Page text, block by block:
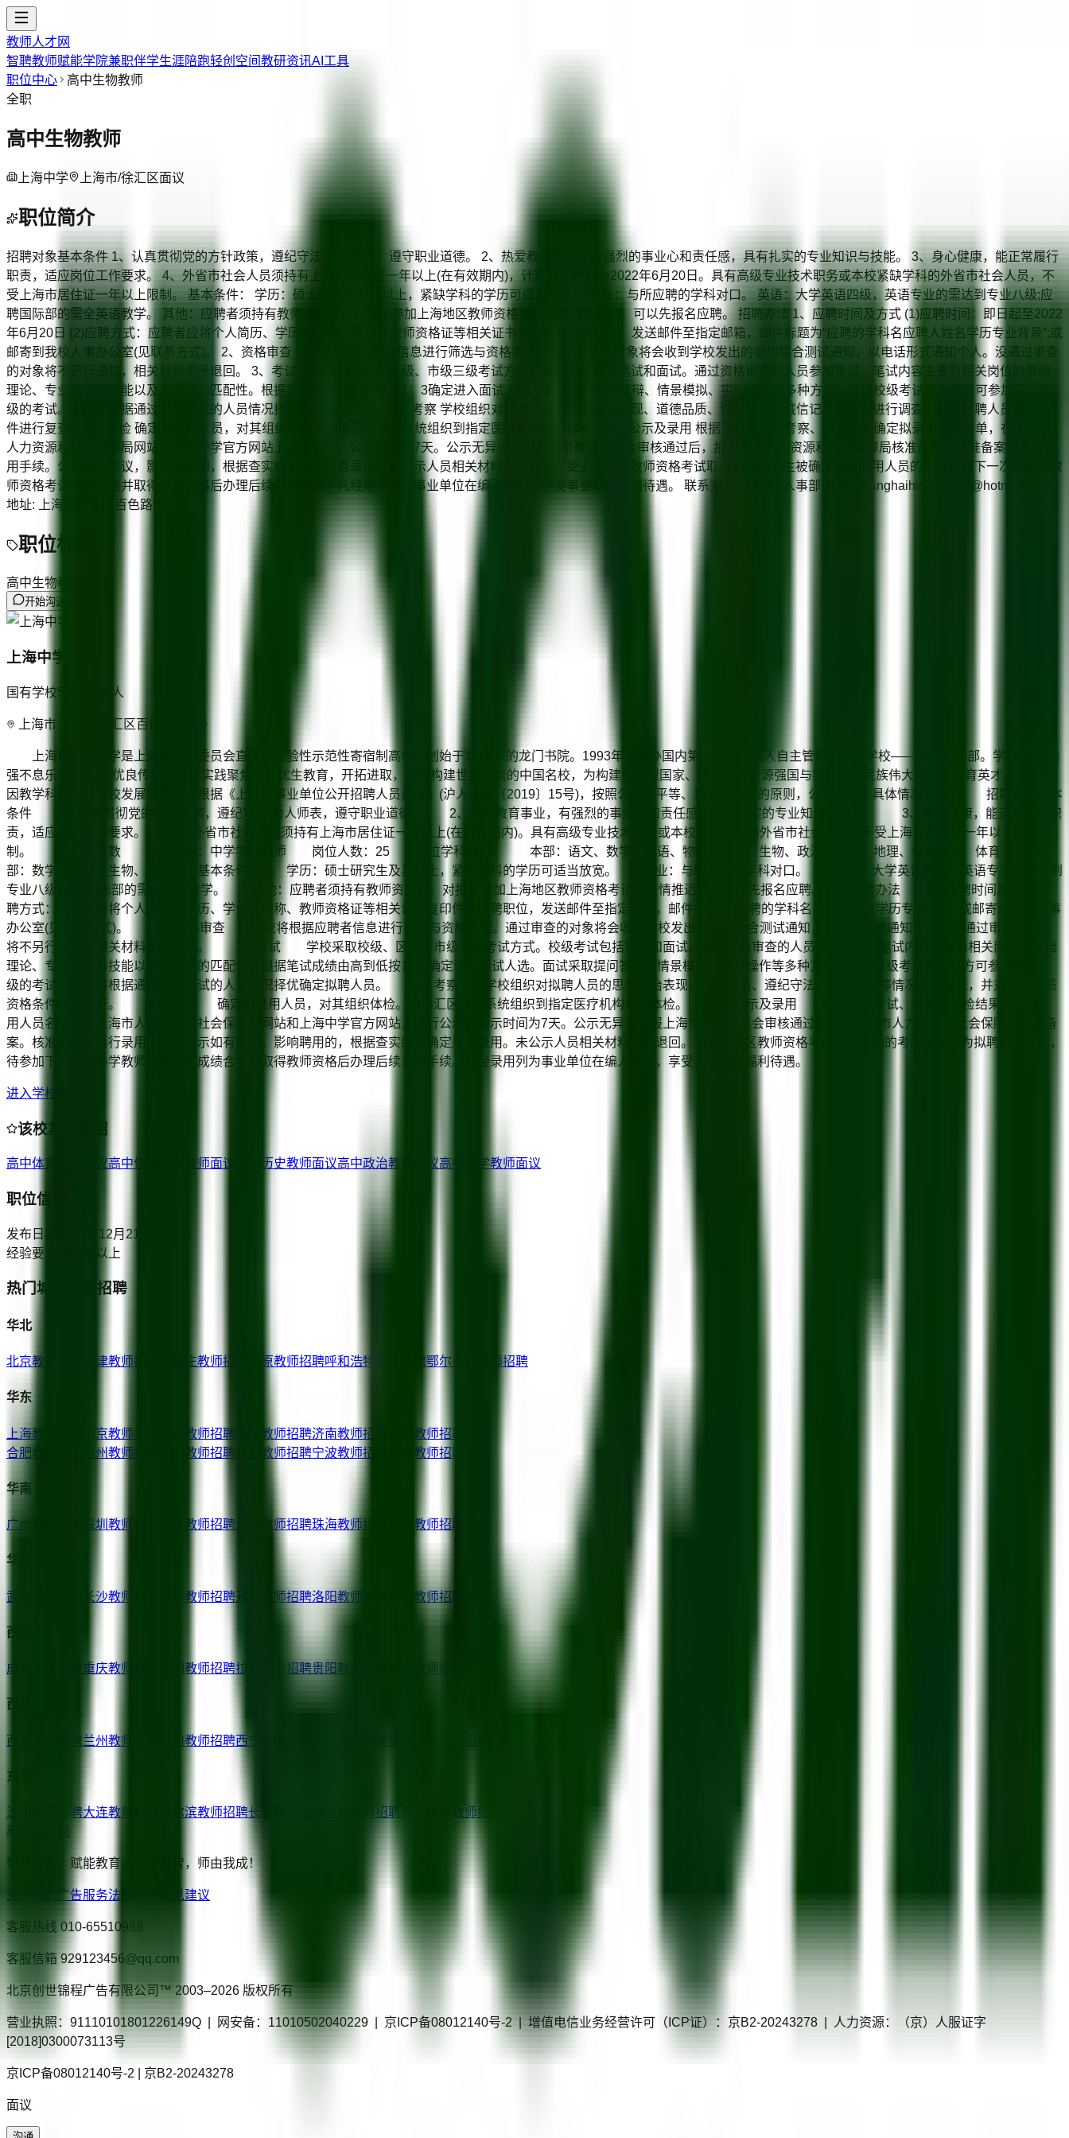
教师人才网
智聘教师赋能学院兼职伴学生涯陪跑轻创空间教研资讯AI工具
职位中心
高中生物教师
全职
高中生物教师
上海中学 上海市/徐汇区面议
职位简介
招聘对象基本条件 1、认真贯彻党的方针政策，遵纪守法;为人师表，遵守职业道德。 2、热爱教育事业，有强烈的事业心和责任感，具有扎实的专业知识与技能。 3、身心健康，能正常履行
职责，适应岗位工作要求。 4、外省市社会人员须持有上海市居住证一年以上(在有效期内)，计算截止时间为2022年6月20日。具有高级专业技术职务或本校紧缺学科的外省市社会人员，不
受上海市居住证一年以上限制。 基本条件： 学历：硕士研究生及其以上，紧缺学科的学历可适当放宽。 专业：与所应聘的学科对口。 英语：大学英语四级，英语专业的需达到专业八级;应
聘国际部的需全英语教学。 其他：应聘者须持有教师资格证。对报名参加上海地区教师资格考试因疫情推迟的，可以先报名应聘。 招聘办法 1、应聘时间及方式 (1)应聘时间：即日起至2022
年6月20日 (2)应聘方式：应聘者应将个人简历、学历、学位、职称、教师资格证等相关证书复印件及应聘职位，发送邮件至指定邮箱，邮件标题为“应聘的学科名应聘人姓名学历专业背景”;或
邮寄到我校人事办公室(见联系方式)。 2、资格审查 我校将根据应聘者信息进行筛选与资格审查。通过审查的对象将会收到学校发出的参加综合测试通知，以电话形式通知个人。没通过审查
的对象将不另行通知，相关材料不予退回。 3、考试 学校采取校级、区级、市级三级考试方式。校级考试包括笔试和面试。通过资格审查的人员参加笔试。笔试内容主要为相关岗位的基础
理论、专业知识与技能以及与岗位的匹配性。根据笔试成绩由高到低按1：3确定进入面试人选。面试采取提问答辩、情景模拟、实际操作等多种方式。通过校级考试的人员方可参加区、市
级的考试。学校将根据通过三级考试的人员情况择优确定拟聘人员。 4、考察 学校组织对拟聘人员的思想政治表现、道德品质、遵纪守法、诚信记录等情况进行调查，并对应聘人员资格条
件进行复查。 5、体检 确定拟录用人员，对其组织体检。由徐汇区教育系统组织到指定医疗机构进行体检。 6、公示及录用 根据三级考试、考察、体检结果确定拟录用人员名单，在上海市
人力资源和社会保障局网站和上海中学官方网站上进行公示，公示时间为7天。公示无异议，报上海市教育委员会审核通过后，报上海市人力资源和社会保障局核准备案。核准备案后再行录
用手续。公示如有异议，影响聘用的，根据查实结果确定是否录用。未公示人员相关材料不予退回。受上海地区教师资格考试取消影响的考生被确定为拟聘用人员的，待参加下一次中小学教
师资格考试成绩合格并取得教师资格后办理后续录用手续。凡经录用列为事业单位在编人员的，享受事业单位福利待遇。 联系方式 联系人: 人事部 邮箱: shanghaihighschool@hotmail.com
地址: 上海市徐汇区百色路989号
职位标签
高中生物教师
开始沟通
上海中学
国有学校500-1000 人
上海市 上海市徐汇区百色路989号
上海市上海中学是上海市教育委员会直属的实验性示范性寄宿制高中，创始于1865年的龙门书院。1993年，创办国内第一所由中国人自主管理的国际学校——上中国际部。学校秉承“自
强不息乐育菁英”的优良传统，办学实践聚焦于资优生教育，开拓进取，着力构建世界一流的中国名校，为构建创新型国家、建设人力资源强国与实现中华民族伟大复兴而乐育英才。 现
因教学科研以及学校发展的需要，根据《上海市事业单位公开招聘人员办法》(沪人社规〔2019〕15号)，按照公开、平等、竞争、择优的原则，公开招聘。具体情况如下： 招聘对象基本
条件 1、认真贯彻党的方针政策，遵纪守法;为人师表，遵守职业道德。 2、热爱教育事业，有强烈的事业心和责任感，具有扎实的专业知识与技能。 3、身心健康，能正常履行职
责，适应岗位工作要求。 4、外省市社会人员须持有上海市居住证一年以上(在有效期内)。具有高级专业技术职务或本校紧缺学科的外省市社会人员，不受上海市居住证一年以上限
制。 岗位及人数 岗位名称：中学学科教师 岗位人数：25 岗位学科分布： 本部：语文、数学、英语、物理、化学、生物、政治、历史、地理、信息技术、体育 国际
部：数学、物理、生物、化学 基本条件： 学历：硕士研究生及其以上，紧缺学科的学历可适当放宽。 专业：与所应聘的学科对口。 英语：大学英语四级，英语专业的需达到
专业八级;应聘国际部的需全英语教学。 其他：应聘者须持有教师资格证。对报名参加上海地区教师资格考试因疫情推迟的，可以先报名应聘。 招聘办法 1、应聘时间及方式 应
聘方式：应聘者应将个人简历、学历、学位、职称、教师资格证等相关证书复印件及应聘职位，发送邮件至指定邮箱，邮件标题为“应聘的学科名应聘人姓名学历专业背景”;或邮寄到我校人事
办公室(见联系方式)。 2、资格审查 我校将根据应聘者信息进行筛选与资格审查。通过审查的对象将会收到学校发出的参加综合测试通知，以电话形式通知个人。没通过审查的对象
将不另行通知，相关材料不予退回。 3、考试 学校采取校级、区级、市级三级考试方式。校级考试包括笔试和面试。通过资格审查的人员参加笔试。笔试内容主要为相关岗位的基础
理论、专业知识与技能以及与岗位的匹配性。根据笔试成绩由高到低按1：3确定进入面试人选。面试采取提问答辩、情景模拟、实际操作等多种方式。通过校级考试的人员方可参加区、市
级的考试。学校将根据通过三级考试的人员情况择优确定拟聘人员。 4、考察 学校组织对拟聘人员的思想政治表现、道德品质、遵纪守法、诚信记录等情况进行调查，并对应聘人员
资格条件进行复查。 5、体检 确定拟录用人员，对其组织体检。由徐汇区教育系统组织到指定医疗机构进行体检。 6、公示及录用 根据三级考试、考察、体检结果确定拟录
用人员名单，在上海市人力资源和社会保障局网站和上海中学官方网站上进行公示，公示时间为7天。公示无异议，报上海市教育委员会审核通过后，报上海市人力资源和社会保障局核准备
案。核准备案后再行录用手续。公示如有异议，影响聘用的，根据查实结果确定是否录用。未公示人员相关材料不予退回。受上海地区教师资格考试取消影响的考生被确定为拟聘用人员的，
待参加下一次中小学教师资格考试成绩合格并取得教师资格后办理后续录用手续。凡经录用列为事业单位在编人员的，享受事业单位福利待遇。
进入学校主页
该校其他在招
高中体育教师 面议高中信息技术教师面议 高中历史教师面议高中政治教师 面议高中化学教师面议
职位信息
发布日期
2015年12月21日
经验要求
一年或以上
热门城市教师招聘
华北
北京教师招聘 天津教师招聘 石家庄教师招聘 太原教师招聘呼和浩特 教师招聘鄂尔多斯 教师招聘
华东
上海教师招聘 南京教师招聘 教师招聘 教师招聘济南教师招聘
教师招聘
合肥教师招聘 福州教师招聘 教师招聘 教师招聘宁波教师招聘 教师招聘
华南
广州 深圳 教师招聘 教师招聘 教师招聘珠海教师招聘 教师招聘
华中
武汉 长沙教师招聘 教师招聘开封 教师招聘洛阳教师招聘 教师招聘
西南
成都 重庆教师招聘 教师招聘拉萨 教师招聘贵阳 教师招聘 教师招聘
西北
西安 教师招聘兰州教师招聘 教师招聘西宁
东北
沈阳 教师招聘大连教师招聘 哈尔滨教师招聘长春 教师招聘
教师招聘
教师人才网
智聘教师，赋能教育；教以启智，师由我成！
关于我们 广告服务法律声明 意见建议
客服热线 010-65510988
客服信箱 929123456@qq.com
北京创世锦程广告有限公司™ 2003–2026 版权所有
营业执照：91110101801226149Q | 网安备：11010502040229 | 京ICP备08012140号-2 | 增值电信业务经营许可（ICP证）：京B2-20243278 | 人力资源：（京）人服证字
[2018]0300073113号
京ICP备08012140号-2 | 京B2-20243278
面议